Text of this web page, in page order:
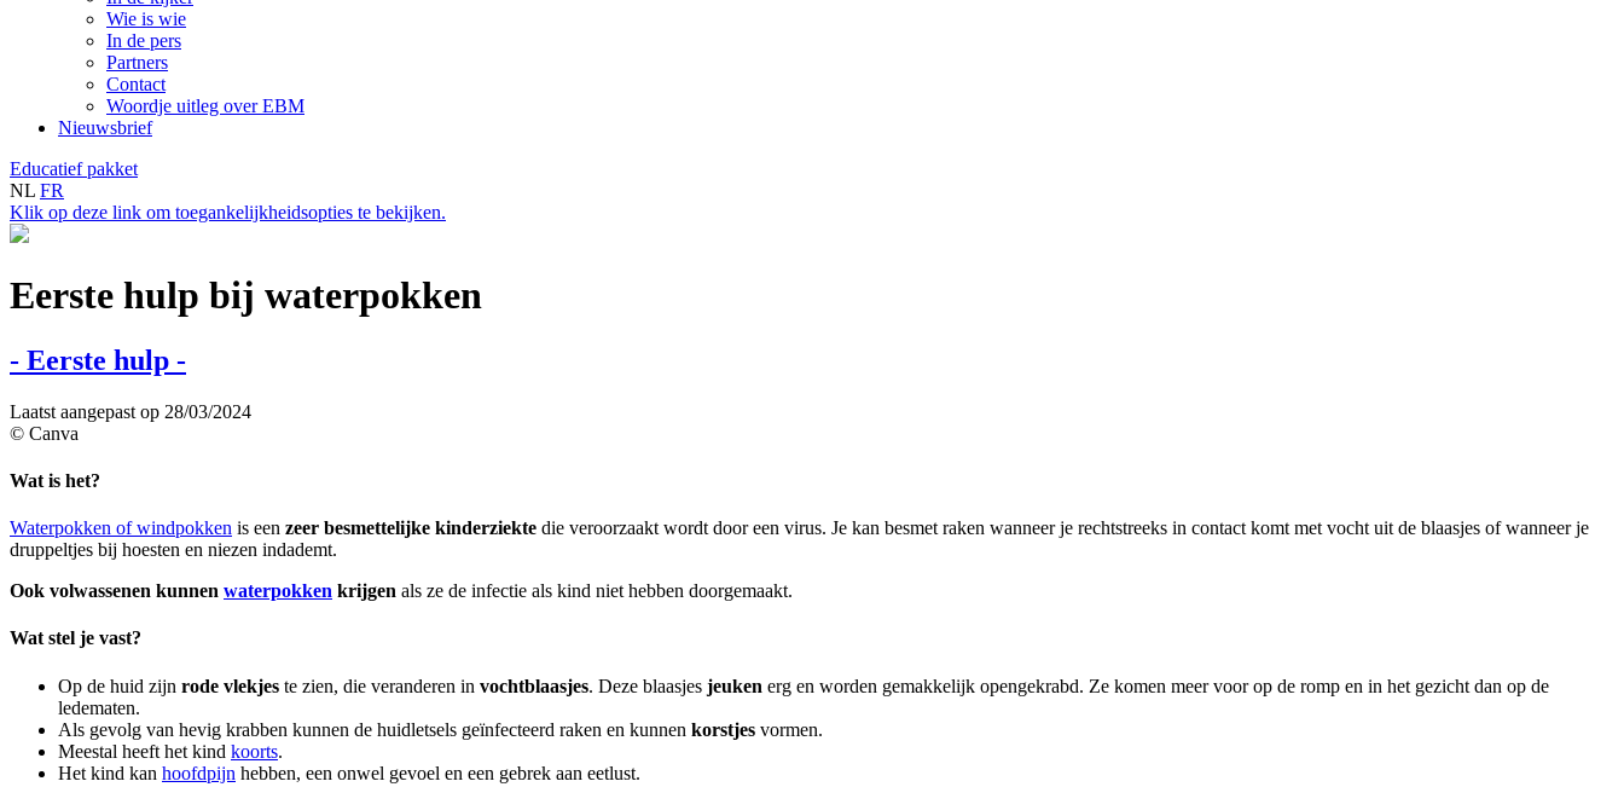
Wie is wie
In de pers
Partners
Contact
Woordje uitleg over EBM
Nieuwsbrief
Educatief pakket
NL FR
Klik op deze link om toegankelijkheidsopties te bekijken.
Eerste hulp bij waterpokken
- Eerste hulp -
Laatst aangepast op 28/03/2024
© Canva
Wat is het?
Waterpokken of windpokken is een zeer besmettelijke kinderziekte die veroorzaakt wordt door een virus. Je kan besmet raken wanneer je rechtstreeks in contact komt met vocht uit de blaasjes of wanneer je
druppeltjes bij hoesten en niezen indademt.
Ook volwassenen kunnen waterpokken krijgen als ze de infectie als kind niet hebben doorgemaakt.
Wat stel je vast?
Op de huid zijn rode vlekjes te zien, die veranderen in vochtblaasjes. Deze blaasjes jeuken erg en worden gemakkelijk opengekrabd. Ze komen meer voor op de romp en in het gezicht dan op de
ledematen.
Als gevolg van hevig krabben kunnen de huidletsels geïnfecteerd raken en kunnen korstjes vormen.
Meestal heeft het kind koorts.
Het kind kan hoofdpijn hebben, een onwel gevoel en een gebrek aan eetlust.